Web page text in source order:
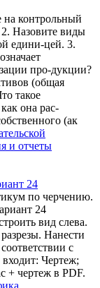
на контрольный
Назовите виды
едини-цей. 3.
про-дукции?
(общая
такое
она рас-
(ак
и отчеты
24
по черчению.
24
вид слева.
Нанести
с
Чертеж;
+ чертеж в PDF.